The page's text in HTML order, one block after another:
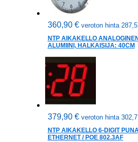
360,90 € veroton hinta
NTP AIKAKELLO
ALUMIINI, HALKAISIJA: 40CM
379,90 € veroton hinta
NTP AIKAKELLO 6-DIGIT
ETHERNET / POE 802.3AF